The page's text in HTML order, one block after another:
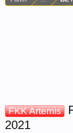
FKK Artemis
2021